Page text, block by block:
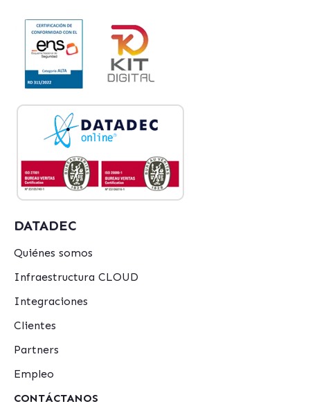
DATADEC
Quiénes somos
Infraestructura CLOUD
Integraciones
Clientes
Partners
Empleo
CONTÁCTANOS